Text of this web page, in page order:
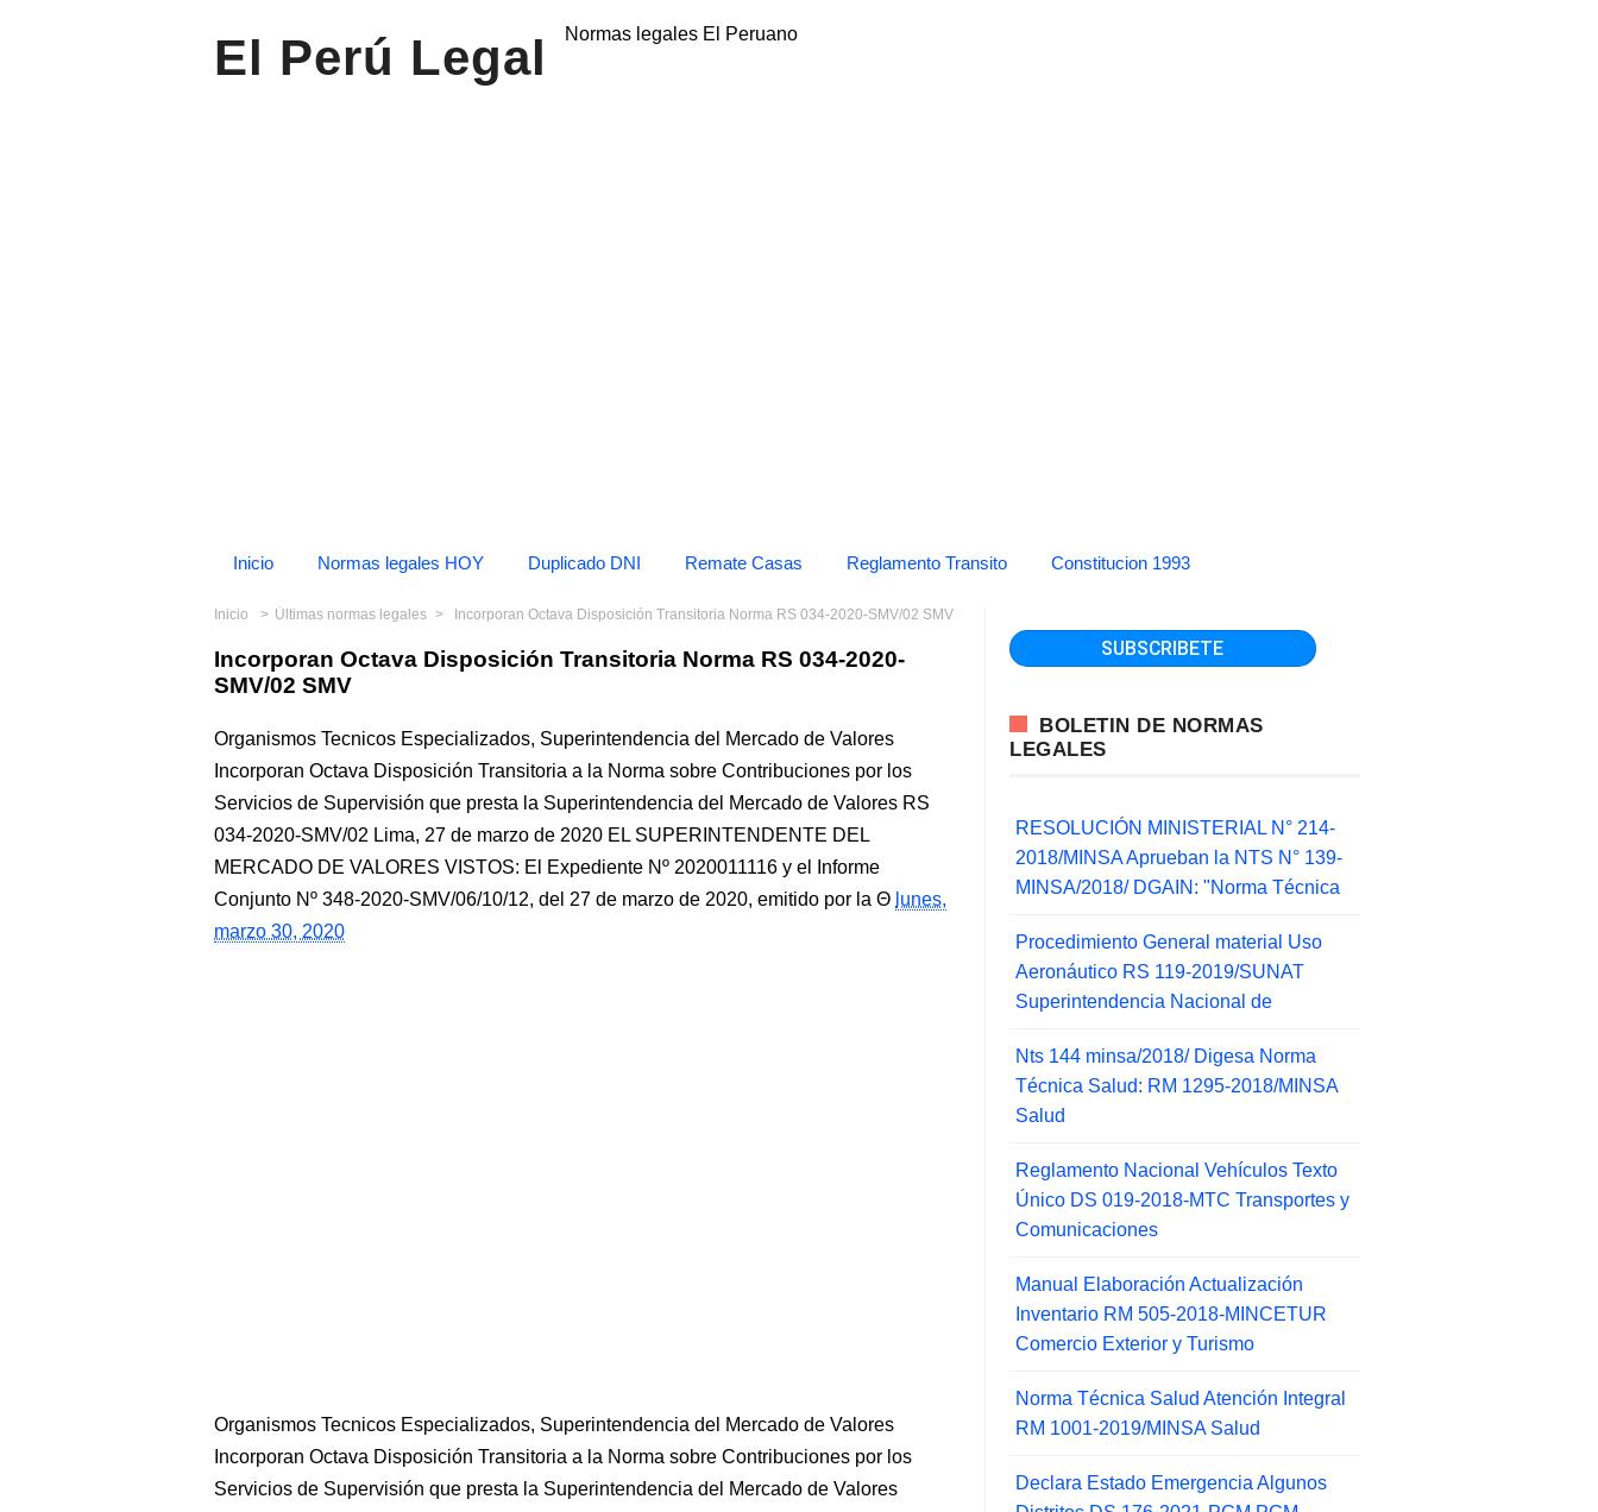
El Perú Legal Normas legales El Peruano
Inicio Normas legales HOY Duplicado DNI Remate Casas Reglamento Transito Constitucion 1993
Inicio Últimas normas legales Incorporan Octava Disposición Transitoria Norma RS 034-2020-SMV/02 SMV
Incorporan Octava Disposición Transitoria Norma RS 034-2020-
SMV/02 SMV
Organismos Tecnicos Especializados, Superintendencia del Mercado de Valores
Incorporan Octava Disposición Transitoria a la Norma sobre Contribuciones por los
Servicios de Supervisión que presta la Superintendencia del Mercado de Valores RS
034-2020-SMV/02 Lima, 27 de marzo de 2020 EL SUPERINTENDENTE DEL
MERCADO DE VALORES VISTOS: El Expediente Nº 2020011116 y el Informe
Conjunto Nº 348-2020-SMV/06/10/12, del 27 de marzo de 2020, emitido por la
lunes,
marzo 30, 2020
Organismos Tecnicos Especializados, Superintendencia del Mercado de Valores
Incorporan Octava Disposición Transitoria a la Norma sobre Contribuciones por los
Servicios de Supervisión que presta la Superintendencia del Mercado de Valores
BOLETIN DE NORMAS
LEGALES
RESOLUCIÓN MINISTERIAL N° 214-
2018/MINSA Aprueban la NTS N° 139-
MINSA/2018/ DGAIN: "Norma Técnica
Procedimiento General material Uso
Aeronáutico RS 119-2019/SUNAT
Superintendencia Nacional de
Nts 144 minsa/2018/ Digesa Norma
Técnica Salud: RM 1295-2018/MINSA
Salud
Reglamento Nacional Vehículos Texto
Único DS 019-2018-MTC Transportes y
Comunicaciones
Manual Elaboración Actualización
Inventario RM 505-2018-MINCETUR
Comercio Exterior y Turismo
Norma Técnica Salud Atención Integral
RM 1001-2019/MINSA Salud
Declara Estado Emergencia Algunos